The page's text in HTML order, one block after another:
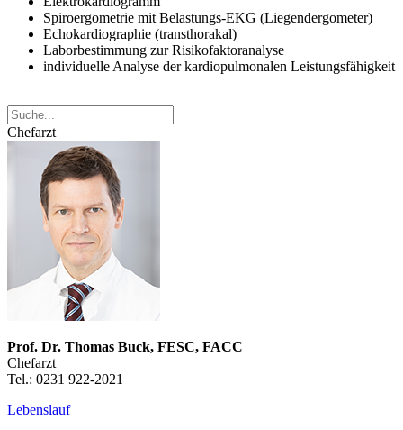
Spiroergometrie mit Belastungs-EKG (Liegendergometer)
Echokardiographie (transthorakal)
Laborbestimmung zur Risikofaktoranalyse
individuelle Analyse der kardiopulmonalen Leistungsfähigkeit
Chefarzt
Prof. Dr. Thomas Buck, FESC, FACC
Chefarzt
Tel.: 0231 922-2021
Lebenslauf